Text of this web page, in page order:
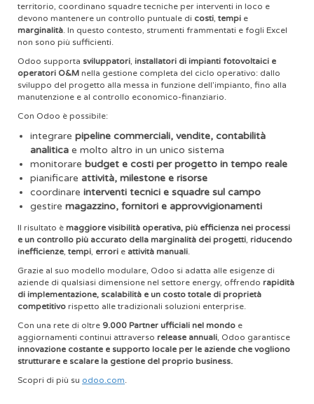
territorio, coordinano squadre tecniche per interventi in loco e
devono mantenere un controllo puntuale di costi, tempi e
marginalità. In questo contesto, strumenti frammentati e fogli Excel
non sono più sufficienti.
Odoo supporta sviluppatori, installatori di impianti fotovoltaici e
operatori O&M nella gestione completa del ciclo operativo: dallo
sviluppo del progetto alla messa in funzione dell’impianto, fino alla
manutenzione e al controllo economico-finanziario.
Con Odoo è possibile:
integrare pipeline commerciali, vendite, contabilità
analitica e molto altro in un unico sistema
monitorare budget e costi per progetto in tempo reale
pianificare attività, milestone e risorse
coordinare interventi tecnici e squadre sul campo
gestire magazzino, fornitori e approvvigionamenti
Il risultato è maggiore visibilità operativa, più efficienza nei processi
e un controllo più accurato della marginalità dei progetti, riducendo
inefficienze, tempi, errori e attività manuali.
Grazie al suo modello modulare, Odoo si adatta alle esigenze di
aziende di qualsiasi dimensione nel settore energy, offrendo rapidità
di implementazione, scalabilità e un costo totale di proprietà
competitivo rispetto alle tradizionali soluzioni enterprise.
Con una rete di oltre 9.000 Partner ufficiali nel mondo e
aggiornamenti continui attraverso release annuali, Odoo garantisce
innovazione costante e supporto locale per le aziende che vogliono
strutturare e scalare la gestione del proprio business.
Scopri di più su odoo.com.